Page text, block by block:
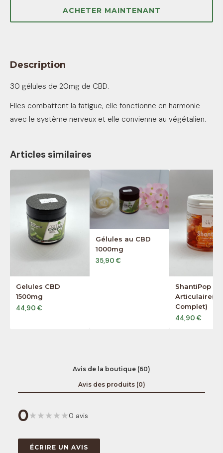
ACHETER MAINTENANT
Description
30 gélules de 20mg de CBD.
Elles combattent la fatigue, elle fonctionne en harmonie
avec le système nerveux et elle convienne au végétalien.
Articles similaires
Gelules CBD
1500mg
44,90 €
Gélules au CBD
1000mg
35,90 €
ShantiPop
Complet)
44,90 €
Avis de la boutique (60)
Avis des produits (0)
0★★★★★0 avis
ÉCRIRE UN AVIS